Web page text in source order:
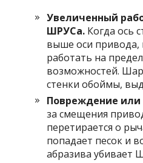
Увеличенный
ШРУСа. Когда ось
выше оси
работать на
возможностей.
стенки обоймы,
Повреждение
за смещения
перетирается о
попадает песок и
абразива убивает